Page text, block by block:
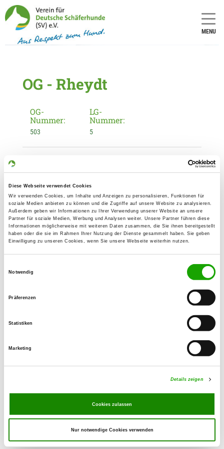
Diese Webseite verwendet Cookies
Wir verwenden Cookies, um Inhalte und Anzeigen zu personalisieren, Funktionen für
soziale Medien anbieten zu können und die Zugriffe auf unsere Website zu analysieren.
Außerdem geben wir Informationen zu Ihrer Verwendung unserer Website an unsere
Partner für soziale Medien, Werbung und Analysen weiter. Unsere Partner führen diese
Informationen möglicherweise mit weiteren Daten zusammen, die Sie ihnen bereitgestellt
haben oder die sie im Rahmen Ihrer Nutzung der Dienste gesammelt haben. Sie geben
Einwilligung zu unseren Cookies, wenn Sie unsere Webseite weiterhin nutzen.
Notwendig
Präferenzen
Statistiken
Marketing
Details zeigen
Cookies zulassen
Nur notwendige Cookies verwenden
MENU
OG - Rheydt
OG-
Nummer:
503
LG-
Nummer:
5
Rheydt
Kontakt:
Hans-Peter Fetten
Am Finkenschlag 39
41069 Mönchengladbach
Telefon:
02161 542798
E-Mail:
Übungszeiten im Sommer: